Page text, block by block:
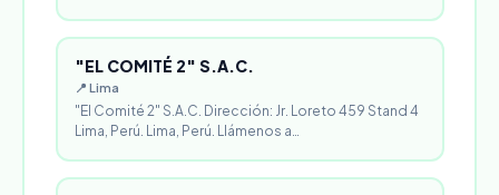
"EL COMITÉ 2" S.A.C.
📍 Lima
"El Comité 2" S.A.C. Dirección: Jr. Loreto 459 Stand 4
Lima, Perú. Lima, Perú. Llámenos a…